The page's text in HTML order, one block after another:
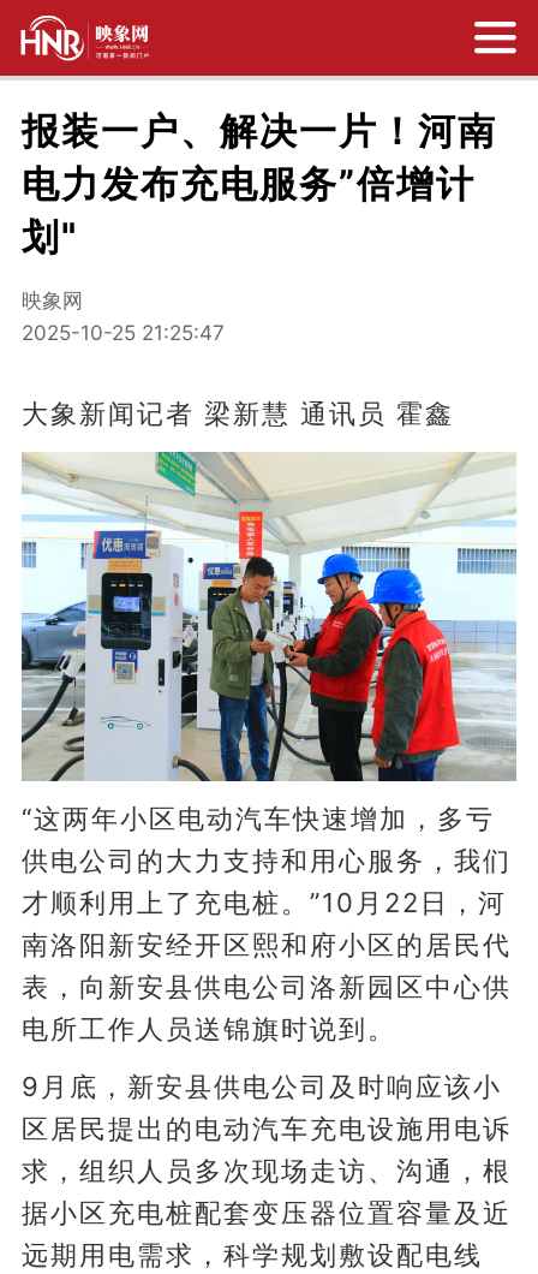
报装一户、解决一片！河南
电力发布充电服务”倍增计
划"
映象网
2025-10-25 21:25:47
大象新闻记者 梁新慧 通讯员 霍鑫
“这两年小区电动汽车快速增加，多亏
供电公司的大力支持和用心服务，我们
才顺利用上了充电桩。”10月22日，河
南洛阳新安经开区熙和府小区的居民代
表，向新安县供电公司洛新园区中心供
电所工作人员送锦旗时说到。
9月底，新安县供电公司及时响应该小
区居民提出的电动汽车充电设施用电诉
求，组织人员多次现场走访、沟通，根
据小区充电桩配套变压器位置容量及近
远期用电需求，科学规划敷设配电线